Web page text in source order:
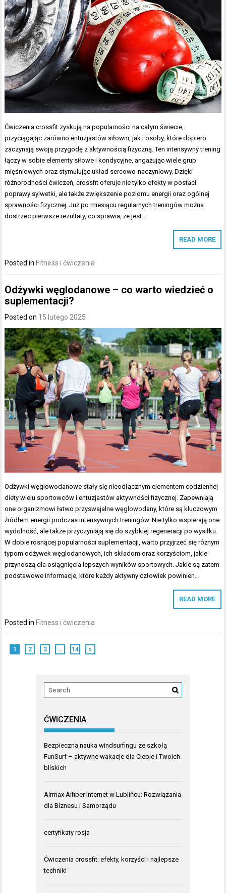
Ćwiczenia crossfit zyskują na popularności na całym świecie,
przyciągając zarówno entuzjastów siłowni, jak i osoby, które dopiero
zaczynają swoją przygodę z aktywnością fizyczną. Ten intensywny trening
łączy w sobie elementy siłowe i kondycyjne, angażując wiele grup
mięśniowych oraz stymulując układ sercowo-naczyniowy. Dzięki
różnorodności ćwiczeń, crossfit oferuje nie tylko efekty w postaci
poprawy sylwetki, ale także zwiększenie poziomu energii oraz ogólnej
sprawności fizycznej. Już po miesiącu regularnych treningów można
dostrzec pierwsze rezultaty, co sprawia, że jest…
READ MORE
Posted in Fitness i ćwiczenia
Odżywki węglodanowe – co warto wiedzieć o
suplementacji?
Posted on 15 lutego 2025
Odżywki węglowodanowe stały się nieodłącznym elementem codziennej
diety wielu sportowców i entuzjastów aktywności fizycznej. Zapewniają
one organizmowi łatwo przyswajalne węglowodany, które są kluczowym
źródłem energii podczas intensywnych treningów. Nie tylko wspierają one
wydolność, ale także przyczyniają się do szybkiej regeneracji po wysiłku.
W dobie rosnącej popularności suplementacji, warto przyjrzeć się różnym
typom odżywek węglodanowych, ich składom oraz korzyściom, jakie
przynoszą dla osiągnięcia lepszych wyników sportowych. Jakie są zatem
podstawowe informacje, które każdy aktywny człowiek powinien…
READ MORE
Posted in Fitness i ćwiczenia
1 2 3 … 14 »
ĆWICZENIA
Bezpieczna nauka windsurfingu ze szkołą
FunSurf – aktywne wakacje dla Ciebie i Twoich
bliskich
Airmax Aifiber Internet w Lublińcu: Rozwiązania
dla Biznesu i Samorządu
certyfikaty rosja
Ćwiczenia crossfit: efekty, korzyści i najlepsze
techniki